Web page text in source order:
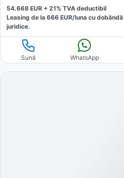
54.668 EUR + 21% TVA deductibil
Leasing de la 666 EUR/luna cu dobăndă
juridice.
Sună WhatsApp